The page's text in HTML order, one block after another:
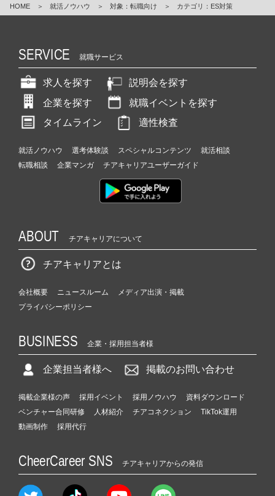
HOME ＞ 就活ノウハウ ＞ 対象：転職向け ＞ カテゴリ：ES対策
SERVICE 就職サービス
求人を探す
説明会を探す
企業を探す
就職イベントを探す
タイムライン
適性検査
就活ノウハウ 選考体験談 スペシャルコンテンツ
就活相談
転職相談
企業マンガ チアキャリアユーザーガイド
ABOUT チアキャリアについて
チアキャリアとは
会社概要 ニュースルーム
メディア出演・掲載
プライバシーポリシー
BUSINESS 企業・採用担当者様
企業担当者様へ 掲載のお問い合わせ
掲載企業様の声 採用イベント 採用ノウハウ
資料ダウンロード
ベンチャー合同研修
人材紹介 チアコネクション
TikTok運用
動画制作
採用代行
CheerCareer SNS チアキャリアからの発信